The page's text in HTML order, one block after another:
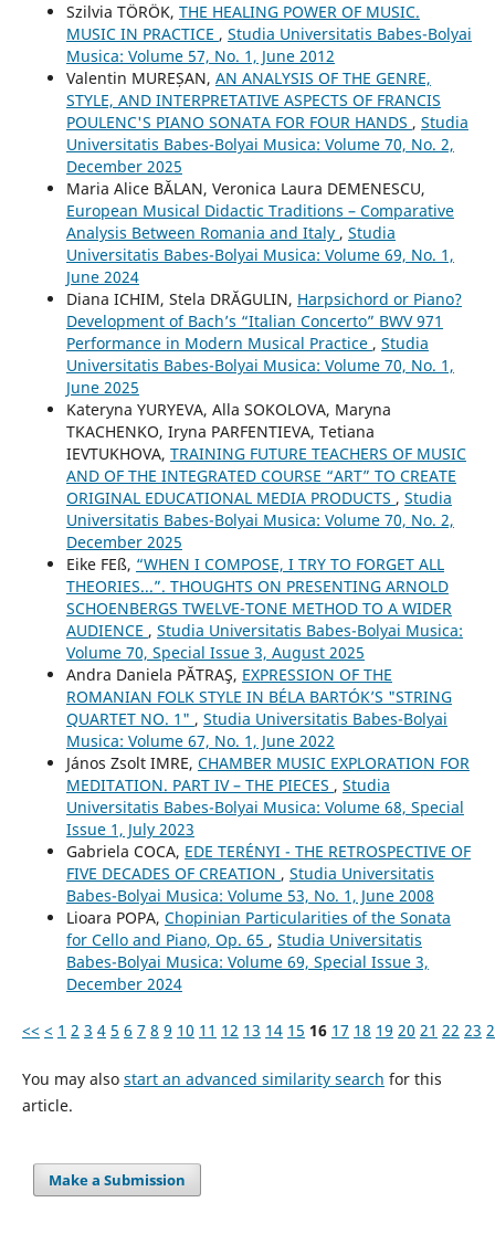
Szilvia TÖRÖK, THE HEALING POWER OF MUSIC.
MUSIC IN PRACTICE , Studia Universitatis Babes-Bolyai
Musica: Volume 57, No. 1, June 2012
Valentin MUREȘAN, AN ANALYSIS OF THE GENRE,
STYLE, AND INTERPRETATIVE ASPECTS OF FRANCIS
POULENC'S PIANO SONATA FOR FOUR HANDS , Studia
Universitatis Babes-Bolyai Musica: Volume 70, No. 2,
December 2025
Maria Alice BĂLAN, Veronica Laura DEMENESCU,
European Musical Didactic Traditions – Comparative
Analysis Between Romania and Italy , Studia
Universitatis Babes-Bolyai Musica: Volume 69, No. 1,
June 2024
Diana ICHIM, Stela DRĂGULIN, Harpsichord or Piano?
Development of Bach’s “Italian Concerto” BWV 971
Performance in Modern Musical Practice , Studia
Universitatis Babes-Bolyai Musica: Volume 70, No. 1,
June 2025
Kateryna YURYEVA, Alla SOKOLOVA, Maryna
TKACHENKO, Iryna PARFENTIEVA, Tetiana
IEVTUKHOVA, TRAINING FUTURE TEACHERS OF MUSIC
AND OF THE INTEGRATED COURSE “ART” TO CREATE
ORIGINAL EDUCATIONAL MEDIA PRODUCTS , Studia
Universitatis Babes-Bolyai Musica: Volume 70, No. 2,
December 2025
Eike FEß, “WHEN I COMPOSE, I TRY TO FORGET ALL
THEORIES...”. THOUGHTS ON PRESENTING ARNOLD
SCHOENBERG᾿S TWELVE-TONE METHOD TO A WIDER
AUDIENCE , Studia Universitatis Babes-Bolyai Musica:
Volume 70, Special Issue 3, August 2025
Andra Daniela PĂTRAŞ, EXPRESSION OF THE
ROMANIAN FOLK STYLE IN BÉLA BARTÓK’S "STRING
QUARTET NO. 1" , Studia Universitatis Babes-Bolyai
Musica: Volume 67, No. 1, June 2022
János Zsolt IMRE, CHAMBER MUSIC EXPLORATION FOR
MEDITATION. PART IV – THE PIECES , Studia
Universitatis Babes-Bolyai Musica: Volume 68, Special
Issue 1, July 2023
Gabriela COCA, EDE TERÉNYI - THE RETROSPECTIVE OF
FIVE DECADES OF CREATION , Studia Universitatis
Babes-Bolyai Musica: Volume 53, No. 1, June 2008
Lioara POPA, Chopinian Particularities of the Sonata
for Cello and Piano, Op. 65 , Studia Universitatis
Babes-Bolyai Musica: Volume 69, Special Issue 3,
December 2024
<< < 1 2 3 4 5 6 7 8 9 10 11 12 13 14 15 16 17 18 19 20 21 22 23
You may also start an advanced similarity search for this
article.
Make a Submission